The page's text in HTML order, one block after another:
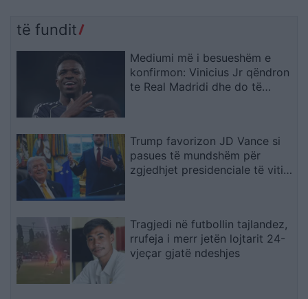
të fundit
Mediumi më i besueshëm e
konfirmon: Vinicius Jr qëndron
te Real Madridi dhe do të
Trump favorizon JD Vance si
pasues të mundshëm për
zgjedhjet presidenciale të vitit
Tragjedi në futbollin tajlandez,
rrufeja i merr jetën lojtarit 24-
vjeçar gjatë ndeshjes